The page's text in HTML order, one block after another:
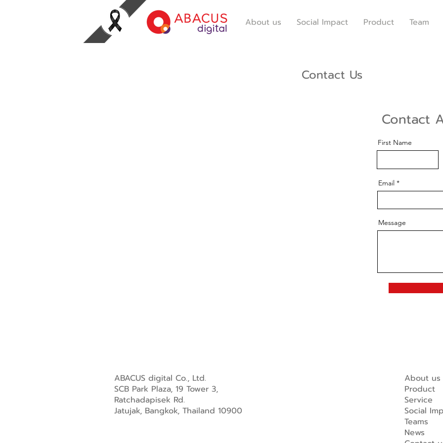
About us Social Impact Product Team
Contact Us
Contact
First Name
Email
Message
ABACUS digital Co., Ltd.
SCB Park Plaza, 19 Tower 3,
Ratchadapisek Rd.
Jatujak, Bangkok, Thailand 10900
About us
Product
Service
Social
Teams
News